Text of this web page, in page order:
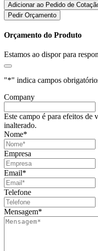
Adicionar ao Pedido de
Pedir Orçamento
Orçamento do Produto
Estamos ao dispor para
"*" indica campos
Company
Este campo é para efeitos de
inalterado.
Nome*
Empresa
Email*
Telefone
Mensagem*